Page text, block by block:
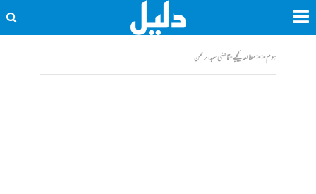
ہوم<<مطالعہ کیجیے - قاضی عبدالرحمن